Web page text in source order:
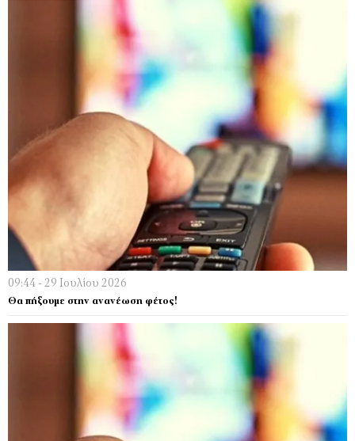
09:44 - 29 Ιουλίου 2026
Θα πήξουμε στην ανανέωση φέτος!